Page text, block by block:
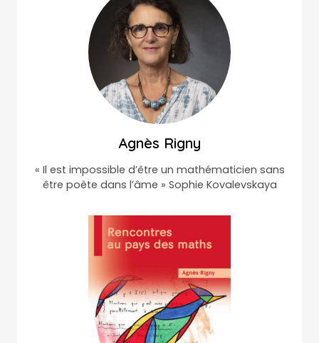
Agnès Rigny
« Il est impossible d’être un mathématicien sans
être poète dans l’âme » Sophie Kovalevskaya